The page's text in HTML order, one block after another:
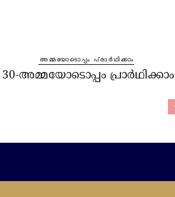
⁠അമ്മയോടൊപ്പം പ്രാർഥിക്കാം
30-അമ്മയോടൊപ്പം പ്രാർഥിക്കാം